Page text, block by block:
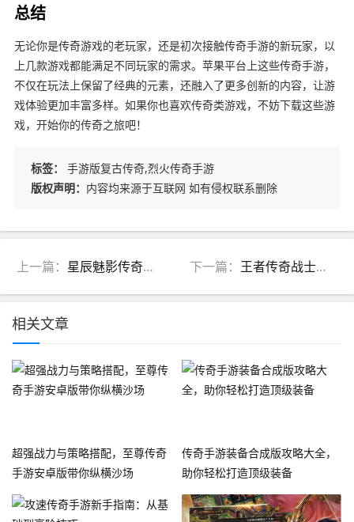
总结
无论你是传奇游戏的老玩家，还是初次接触传奇手游的新玩家，以
上几款游戏都能满足不同玩家的需求。苹果平台上这些传奇手游，
不仅在玩法上保留了经典的元素，还融入了更多创新的内容，让游
戏体验更加丰富多样。如果你也喜欢传奇类游戏，不妨下载这些游
戏，开始你的传奇之旅吧！
标签：
手游版复古传奇,烈火传奇手游
版权声明： 内容均来源于互联网 如有侵权联系删除
上一篇： 星辰魅影传奇手游全新玩法揭秘 下一篇： 王者传奇战士职业技能搭配与装备选择推荐
相关文章
超强战力与策略搭配，至尊传奇
手游安卓版带你纵横沙场
传奇手游装备合成版攻略大全，
助你轻松打造顶级装备